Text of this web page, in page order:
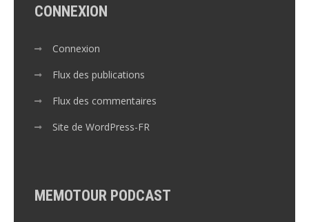
CONNEXION
Connexion
Flux des publications
Flux des commentaires
Site de WordPress-FR
MEMOTOUR PODCAST